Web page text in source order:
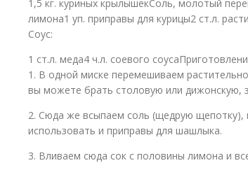
1,5 кг. куриных крылышекСоль, молотый
лимона1 уп. приправы для курицы2 ст.л.
Соус:
1 ст.л. меда4 ч.л. соевого
1. В одной миске перемешиваем
вы можете брать столовую или дижонскую,
2. Сюда же всыпаем соль (щедрую
использовать и приправы для шашлыка.
3. Вливаем сюда сок с половины лимона и